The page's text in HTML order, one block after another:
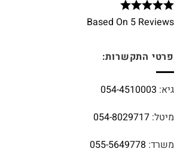
Based On 5 Reviews
פרטי התקשרות:
גיא: 054-4510003
מיטל: 054-8029717
משרד: 055-5649778